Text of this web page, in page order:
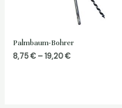
Palmbaum-Bohrer
8,75€ –19,20€Preisspanne: